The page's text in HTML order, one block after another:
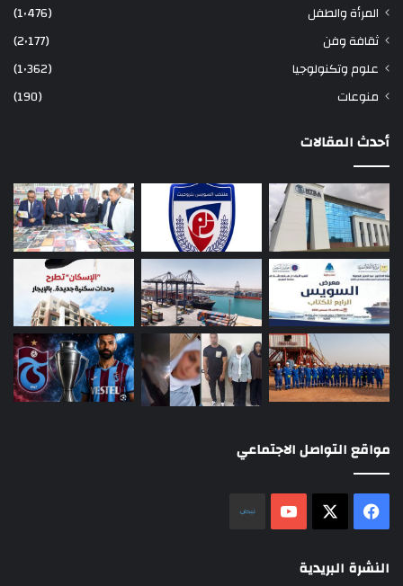
المرأة والطفل
(1٬476)
ثقافة وفن
(2٬177)
علوم وتكنولوجيا
(1٬362)
منوعات
(190)
أحدث المقالات
مواقع التواصل الاجتماعي
فيسبوك ‫YouTube
النشرة البريدية